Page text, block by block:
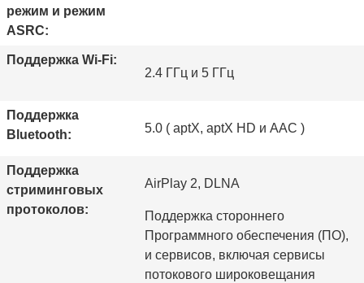
режим и режим
ASRC:
Поддержка Wi-Fi:
2.4 ГГц и 5 ГГц
Поддержка
Bluetooth:
5.0 ( aptX, aptX HD и AAC )
Поддержка
стриминговых
протоколов:
AirPlay 2, DLNA
Поддержка стороннего
Программного обеспечения (ПО),
и сервисов, включая сервисы
потокового широковещания